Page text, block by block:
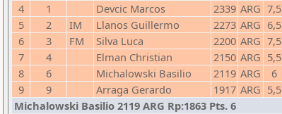
4
1 Devcic Marcos 2339 ARG 7,5
5
2 IM Llanos Guillermo 2273 ARG 6,5
6
3 FM Silva Luca 2200 ARG 7,5
7
4 Elman Christian 2150 ARG 5,5
8
6 Michalowski Basilio 2119 ARG 6
9
9 Arraga Gerardo 1917 ARG 5,5
Michalowski Basilio 2119 ARG Rp:1863 Pts. 6